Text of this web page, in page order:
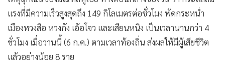
Cyber BIZ
• ผู้จัดกวน
• Good health & Well-being
• Green Innovation & SD
แรงที่มีความเร็วสูงสุดถึง 149 กิโลเมตรต่อชั่วโมง พัดกระหน่ำ
เมืองหวงสือ หวงกัง เอ้อโจว และเสียนหนิง เป็นเวลานานกว่า 4
ชั่วโมง เมื่อวานนี้ (6 ก.ค.) ตามเวลาท้องถิ่น ส่งผลให้มีผู้เสียชีวิต
แล้วอย่างน้อย 8 ราย